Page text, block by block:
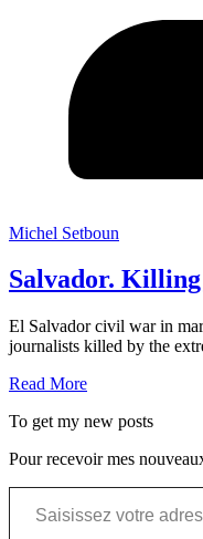
Michel Setboun
Salvador.
El Salvador civil war in
journalists killed by the
Read More
To get my new posts
Pour recevoir mes
Saisissez votre adresse e-mail…